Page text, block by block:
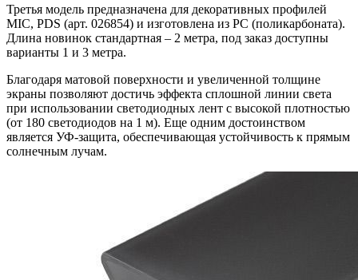
Третья модель предназначена для декоративных профилей
MIC, PDS (арт. 026854) и изготовлена из PC (поликарбоната).
Длина новинок стандартная – 2 метра, под заказ доступны
варианты 1 и 3 метра.
Благодаря матовой поверхности и увеличенной толщине
экраны позволяют достичь эффекта сплошной линии света
при использовании светодиодных лент с высокой плотностью
(от 180 светодиодов на 1 м). Еще одним достоинством
является УФ-защита, обеспечивающая устойчивость к прямым
солнечным лучам.